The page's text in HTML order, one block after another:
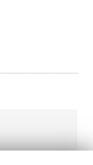
Server>